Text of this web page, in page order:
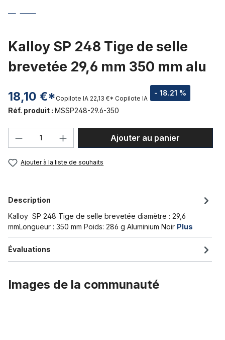
Kalloy SP 248 Tige de selle
brevetée 29,6 mm 350 mm alu
18,10 €* - 18.21 %
Copilote IA 22,13 €* Copilote IA
Réf. produit : MSSP248-29.6-350
Quantité de produit : Entrez la
Ajouter au panier
Ajouter à la liste de souhaits
Description
Kalloy SP 248 Tige de selle brevetée diamètre : 29,6
mmLongueur : 350 mm Poids: 286 g Aluminium Noir Plus
Évaluations
Images de la communauté